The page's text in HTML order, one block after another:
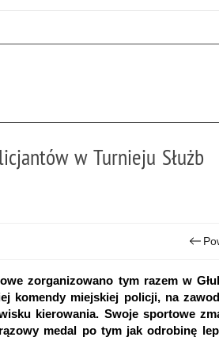
w Turnieju Służb
zorganizowano tym razem w
komendy miejskiej policji, na
kierowania. Swoje sportowe
medal po tym jak odrobinę